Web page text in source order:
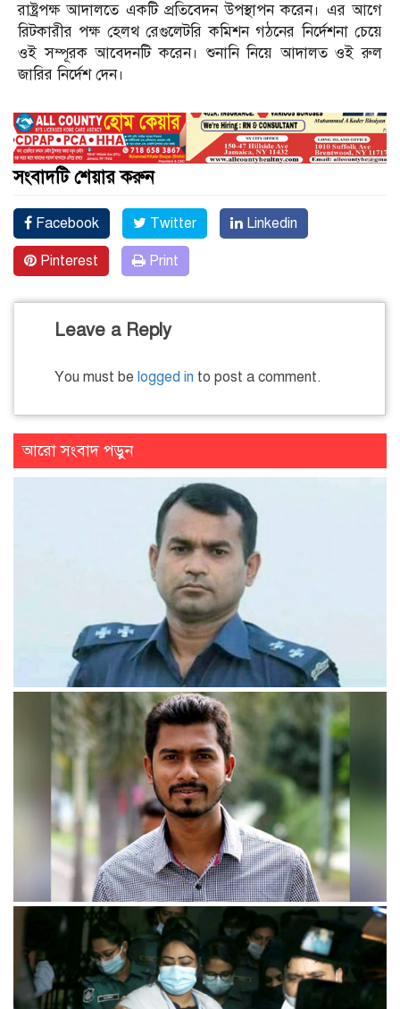
রাষ্ট্রপক্ষ আদালতে একটি প্রতিবেদন উপস্থাপন করেন। এর আগে
রিটকারীর পক্ষ হেলথ রেগুলেটরি কমিশন গঠনের নির্দেশনা চেয়ে
ওই সম্পূরক আবেদনটি করেন। শুনানি নিয়ে আদালত ওই রুল
জারির নির্দেশ দেন।
সংবাদটি শেয়ার করুন
Facebook Twitter Linkedin
Pinterest Print
Leave a Reply
You must be logged in to post a comment.
আরো সংবাদ পড়ুন
জোর করে জমি রেজিস্ট্রির অভিযোগে ফেনীতে এসআই ক্লোজ
ভিপি নুরদের কোতয়ালীর মামলায় প্রতিবেদন ৪ নভেম্বর